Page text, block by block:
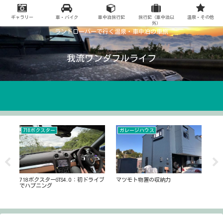
ランドローバーで行く温泉・車中泊の車旅
我流ワンダフルライフ
718ボクスター
718ボクスターGTS4.0：初ドライブ
でハプニング
ガレージハウス
マツモト物置の収納力
ギャラリー 車・バイク 車中泊旅行記
旅行記（車中泊以
外）
温泉・その他